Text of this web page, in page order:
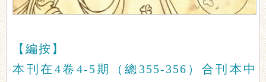
【編按】
本刊在 4卷4-5期（總355-356）合刊本中